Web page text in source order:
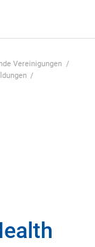
Vereinigungen